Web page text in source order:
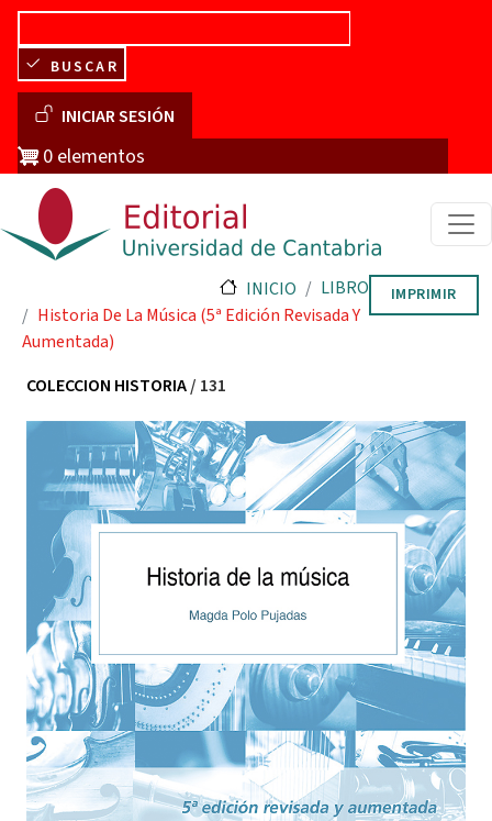
Pasar al contenido principal
BUSCAR
Menú de cuenta de usuario
INICIAR SESIÓN
0 elementos
INICIO
LIBRO
Historia De La Música (5ª Edición Revisada Y
Aumentada)
IMPRIMIR
COLECCION HISTORIA/ 131